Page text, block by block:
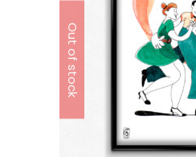
Out of stock